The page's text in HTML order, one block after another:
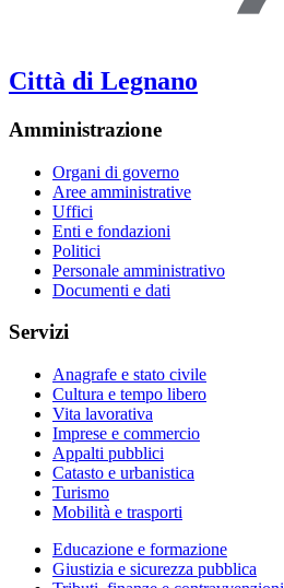
Città di Legnano
Amministrazione
Organi di governo
Aree amministrative
Uffici
Enti e fondazioni
Politici
Personale amministrativo
Documenti e dati
Servizi
Anagrafe e stato civile
Cultura e tempo libero
Vita lavorativa
Imprese e commercio
Appalti pubblici
Catasto e urbanistica
Turismo
Mobilità e trasporti
Educazione e formazione
Giustizia e sicurezza pubblica